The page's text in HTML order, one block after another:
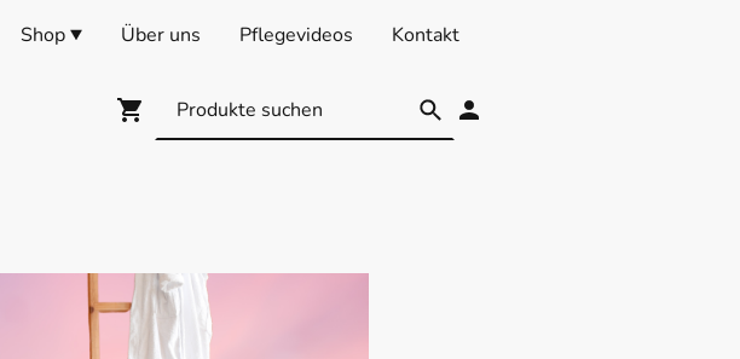
Shop Über uns Pflegevideos Kontakt